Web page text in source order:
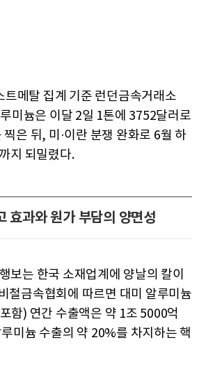
트메탈 집계 기준 런던금속거래소
미늄은 이달 2일 1톤에 3752달러로
은 뒤, 미·이란 분쟁 완화로 6월 하
지 되밀렸다.
효과와 원가 부담의 양면성
보는 한국 소재업계에 양날의 칼이
철금속협회에 따르면 대미 알루미늄
함) 연간 수출액은 약 1조 5000억
미늄 수출의 약 20%를 차지하는 핵